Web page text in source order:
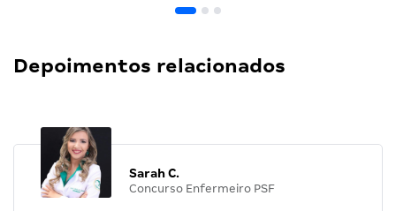
Depoimentos relacionados
Sarah C.
Concurso Enfermeiro PSF